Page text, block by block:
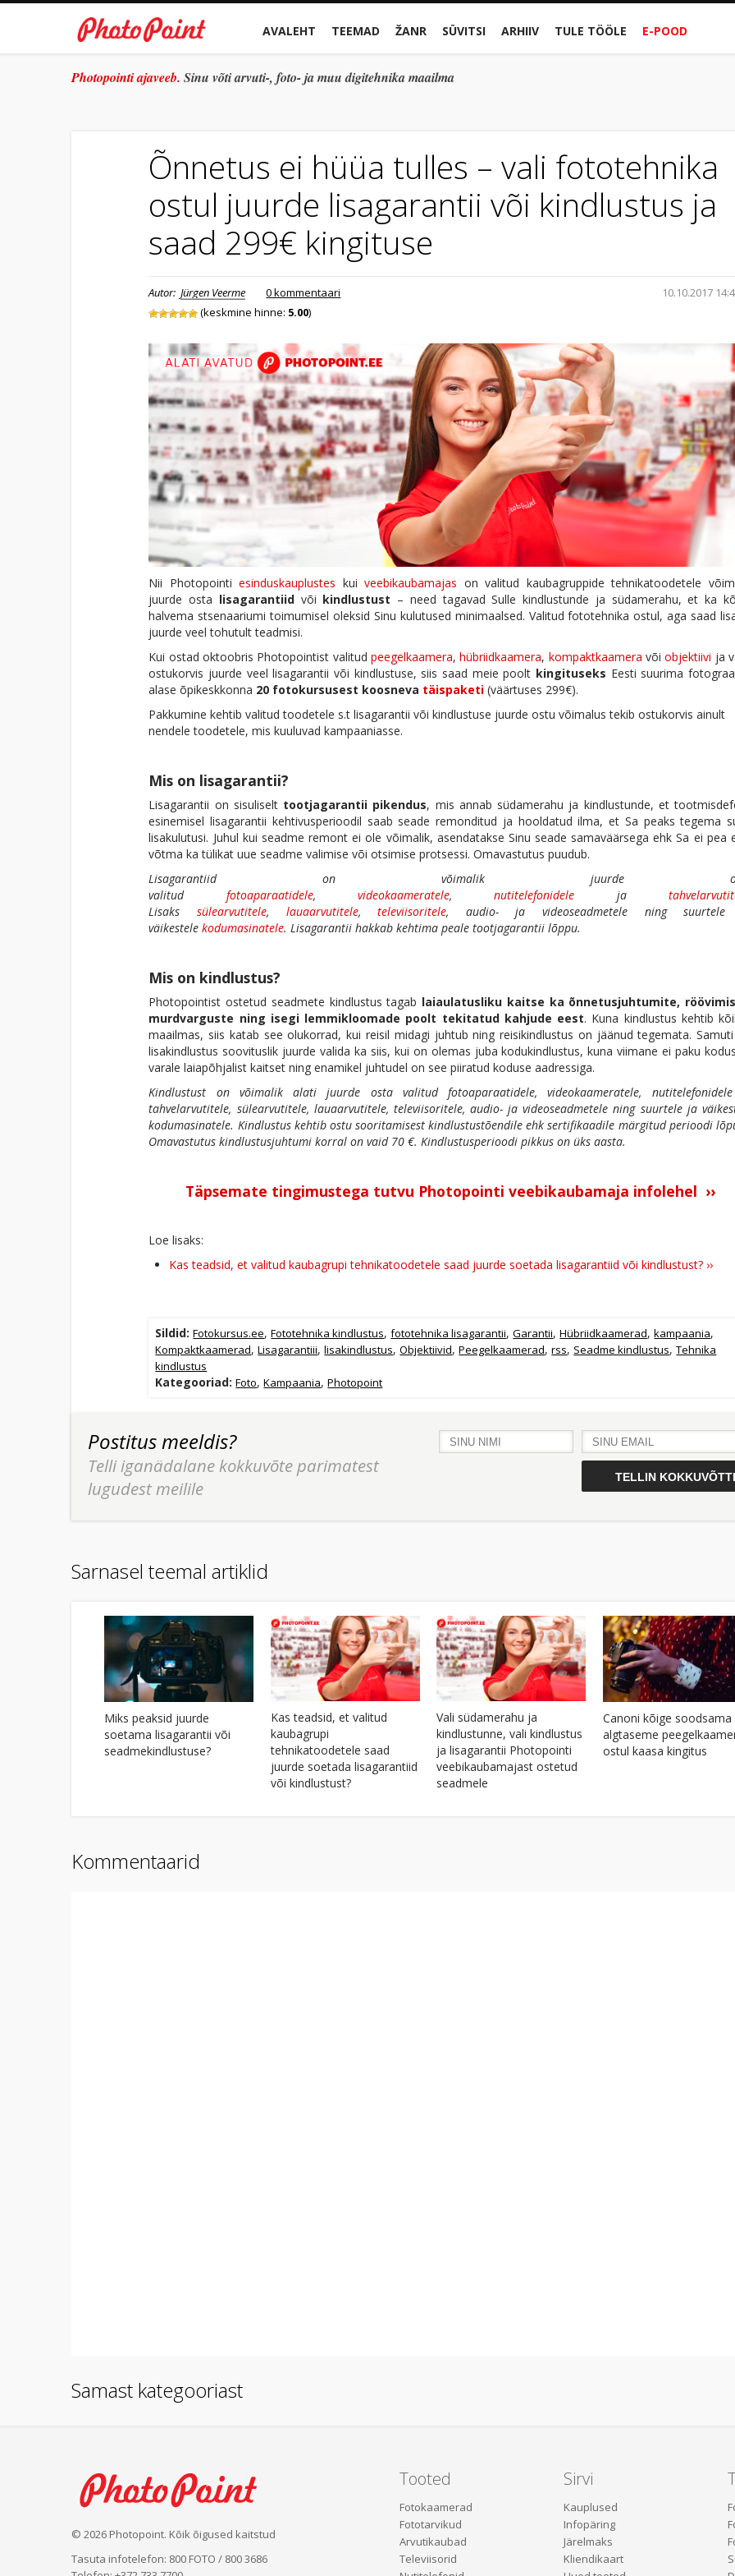
AVALEHT TEEMAD ŽANR SÜVITSI ARHIIV TULE TÖÖLE E-POOD
Photopointi ajaveeb. Sinu võti arvuti-, foto- ja muu digitehnika maailma
Õnnetus ei hüüa tulles – vali fototehnika
ostul juurde lisagarantii või kindlustus ja
saad 299€ kingituse
Autor: Jürgen Veerme 10.10.2017
0 kommentaari
(keskmine hinne: 5.00)
Nii Photopointiesinduskauplustes kuiveebikaubamajas on valitud kaubagruppide tehnikatoodetele
juurde osta lisagarantiidvõi kindlustust – need tagavad Sulle kindlustunde ja südamerahu, et ka
halvema stsenaariumi toimumisel oleksid Sinu kulutused minimaalsed. Valitud fototehnika ostul, aga saad
juurde veel tohutult teadmisi.
Kui ostad oktoobris Photopointist valitudpeegelkaamera,hübriidkaamera, kompaktkaamera võiobjektiivi ja
ostukorvis juurde veel lisagarantii või kindlustuse, siis saad meie poolt kingituseks Eesti suurima
alase õpikeskkonna 20 fotokursusest koosneva täispaketi (väärtuses 299€).
Pakkumine kehtib valitud toodetele s.t lisagarantii või kindlustuse juurde ostu võimalus tekib ostukorvis ainult
nendele toodetele, mis kuuluvad kampaaniasse.
Mis on lisagarantii?
Lisagarantii on sisuliselt tootjagarantii pikendus, mis annab südamerahu ja kindlustunde, et
esinemisel lisagarantii kehtivusperioodil saab seade remonditud ja hooldatud ilma, et Sa peaks tegema
lisakulutusi. Juhul kui seadme remont ei ole võimalik, asendatakse Sinu seade samaväärsega ehk Sa ei pea
võtma ka tülikat uue seadme valimise või otsimise protsessi. Omavastutus puudub.
Lisagarantiid on võimalik juurde
valitud fotoaparaatidele,videokaameratele,nutitelefonidele ja
Lisaks sülearvutitele, lauaarvutitele,televiisoritele, audio- ja videoseadmetele ning
väikestelekodumasinatele. Lisagarantii hakkab kehtima peale tootjagarantii lõppu.
Mis on kindlustus?
Photopointist ostetud seadmete kindlustus tagab laiaulatusliku kaitse ka õnnetusjuhtumite,
murdvarguste ning isegi lemmikloomade poolt tekitatud kahjude eest. Kuna kindlustus kehtib
maailmas, siis katab see olukorrad, kui reisil midagi juhtub ning reisikindlustus on jäänud tegemata.
lisakindlustus soovituslik juurde valida ka siis, kui on olemas juba kodukindlustus, kuna viimane ei paku
varale laiapõhjalist kaitset ning enamikel juhtudel on see piiratud koduse aadressiga.
Kindlustust on võimalik alati juurde osta valitud fotoaparaatidele, videokaameratele,
tahvelarvutitele, sülearvutitele, lauaarvutitele, televiisoritele, audio- ja videoseadmetele ning suurtele ja
kodumasinatele. Kindlustus kehtib ostu sooritamisest kindlustustõendile ehk sertifikaadile märgitud perioodi
Omavastutus kindlustusjuhtumi korral on vaid 70 €. Kindlustusperioodi pikkus on üks aasta.
Täpsemate tingimustega tutvu Photopointi veebikaubamaja infolehel ››
Loe lisaks:
Kas teadsid, et valitud kaubagrupi tehnikatoodetele saad juurde soetada lisagarantiid või kindlustust? ››
Sildid: Fotokursus.ee,Fototehnika kindlustus,fototehnika lisagarantii,Garantii,Hübriidkaamerad,kampaania,
Kompaktkaamerad,Lisagarantiii,lisakindlustus,Objektiivid,Peegelkaamerad,rss, Seadme kindlustus,Tehnika
kindlustus
Kategooriad: Foto,Kampaania,Photopoint
Postitus meeldis?
Telli iganädalane kokkuvõte parimatest
lugudest meilile
Sarnasel teemal artiklid
Miks peaksid juurde
soetama lisagarantii või
seadmekindlustuse?
Kas teadsid, et valitud
kaubagrupi
tehnikatoodetele saad
juurde soetada lisagarantiid
või kindlustust?
Vali südamerahu ja
kindlustunne, vali kindlustus
ja lisagarantii Photopointi
veebikaubamajast ostetud
seadmele
Canoni kõige soodsama
algtaseme
ostul kaasa kingitus
Kommentaarid
Samast kategooriast
© 2026 Photopoint. Kõik õigused kaitstud
Tasuta infotelefon: 800 FOTO / 800 3686
Tooted
Fotokaamerad
Fototarvikud
Arvutikaubad
Televiisorid
Sirvi
Kauplused
Infopäring
Järelmaks
Kliendikaart